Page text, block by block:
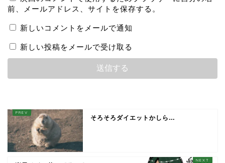
前、メールアドレス、サイトを保存する。
新しいコメントをメールで通知
新しい投稿をメールで受け取る
そろそろダイエットかしら…